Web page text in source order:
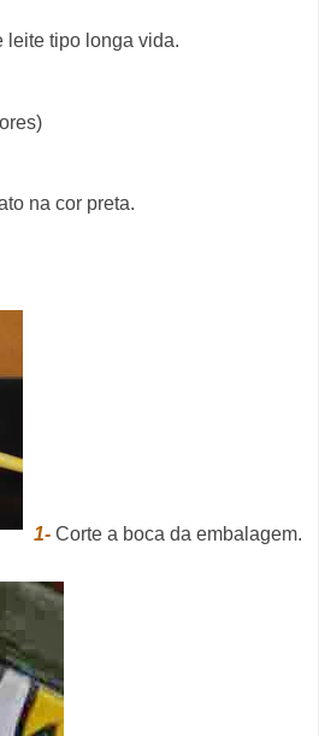
leite tipo longa vida.
na cor preta.
1- Corte a boca da embalagem.